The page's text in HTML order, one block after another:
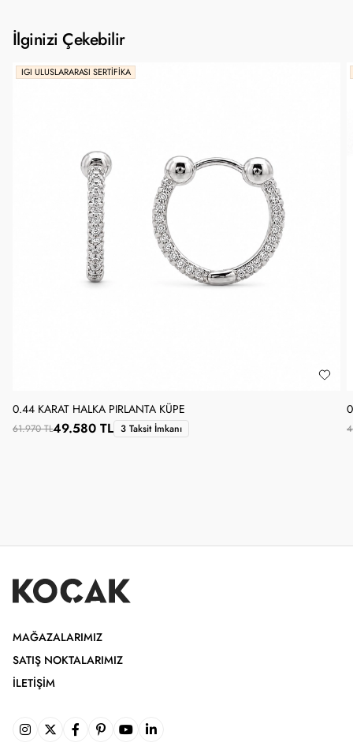
İlginizi Çekebilir
IGI ULUSLARARASI SERTIFIKA
0.44 KARAT HALKA PIRLANTA KÜPE
61.970 TL49.580 TL 3 Taksit İmkanı
MAĞAZALARIMIZ
SATIŞ NOKTALARIMIZ
İLETIŞIM